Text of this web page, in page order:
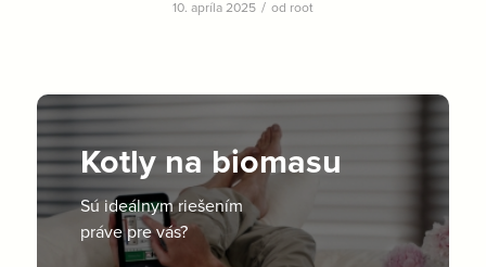
10. apríla 2025 / od root
Kotly na biomasu
Sú ideálnym riešením
práve pre vás?